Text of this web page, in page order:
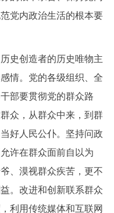
党内政治生活的根本要
史创造者的历史唯物主
情。党的各级组织、全
部要贯彻党的群众路
众，从群众中来，到群
好人民公仆。坚持问政
许在群众面前自以为
、漠视群众疾苦，更不
。改进和创新联系群众
利用传统媒体和互联网